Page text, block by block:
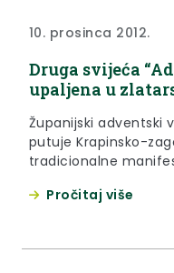
10. prosinca 2012.
Druga svijeća
upaljena u
Županijski adventski
putuje Krapinsko-
tradicionalne
Uzdanica u Zlataru.
Pročitaj više